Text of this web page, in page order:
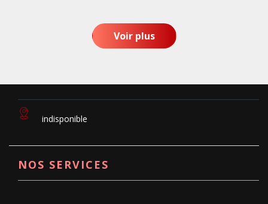
Voir plus
indisponible
NOS SERVICES